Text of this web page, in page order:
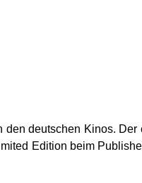
deutschen Kinos.
Edition beim